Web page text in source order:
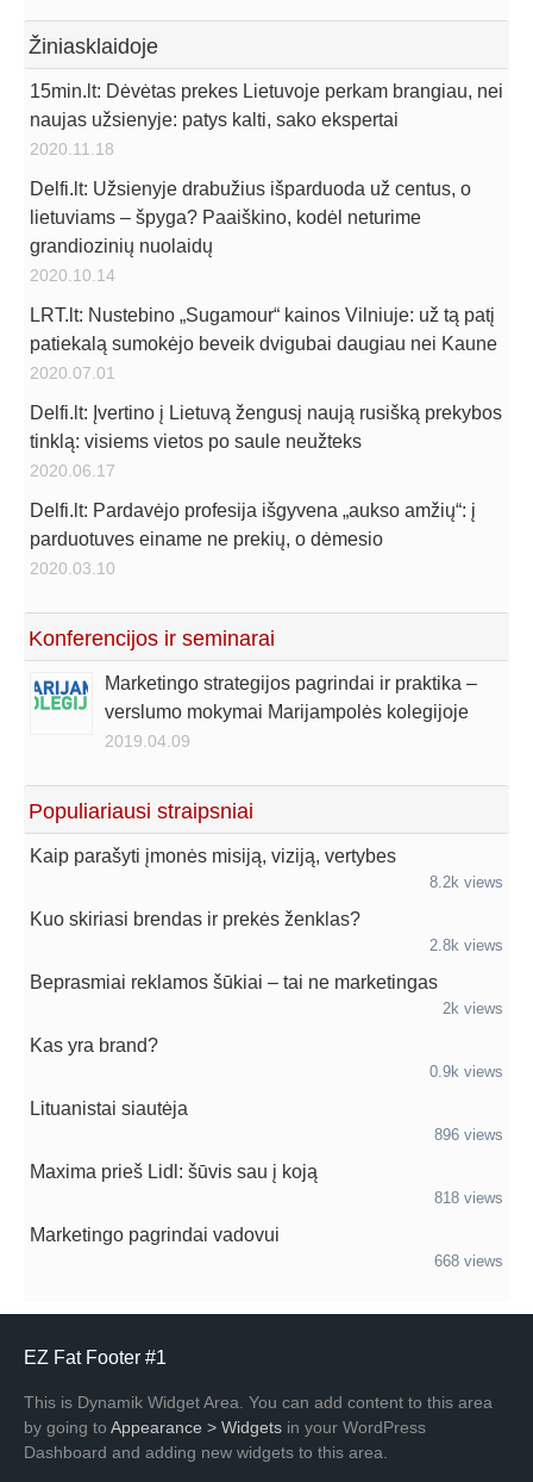
Žiniasklaidoje
15min.lt: Dėvėtas prekes Lietuvoje perkam brangiau, nei
naujas užsienyje: patys kalti, sako ekspertai
2020.11.18
Delfi.lt: Užsienyje drabužius išparduoda už centus, o
lietuviams – špyga? Paaiškino, kodėl neturime
grandiozinių nuolaidų
2020.10.14
LRT.lt: Nustebino „Sugamour“ kainos Vilniuje: už tą patį
patiekalą sumokėjo beveik dvigubai daugiau nei Kaune
2020.07.01
Delfi.lt: Įvertino į Lietuvą žengusį naują rusišką prekybos
tinklą: visiems vietos po saule neužteks
2020.06.17
Delfi.lt: Pardavėjo profesija išgyvena „aukso amžių“: į
parduotuves einame ne prekių, o dėmesio
2020.03.10
Konferencijos ir seminarai
Marketingo strategijos pagrindai ir praktika –
verslumo mokymai Marijampolės kolegijoje
2019.04.09
Populiariausi straipsniai
Kaip parašyti įmonės misiją, viziją, vertybes
8.2k views
Kuo skiriasi brendas ir prekės ženklas?
2.8k views
Beprasmiai reklamos šūkiai – tai ne marketingas
2k views
Kas yra brand?
0.9k views
Lituanistai siautėja
896 views
Maxima prieš Lidl: šūvis sau į koją
818 views
Marketingo pagrindai vadovui
668 views
EZ Fat Footer #1
This is Dynamik Widget Area. You can add content to this area
by going to Appearance > Widgets in your WordPress
Dashboard and adding new widgets to this area.